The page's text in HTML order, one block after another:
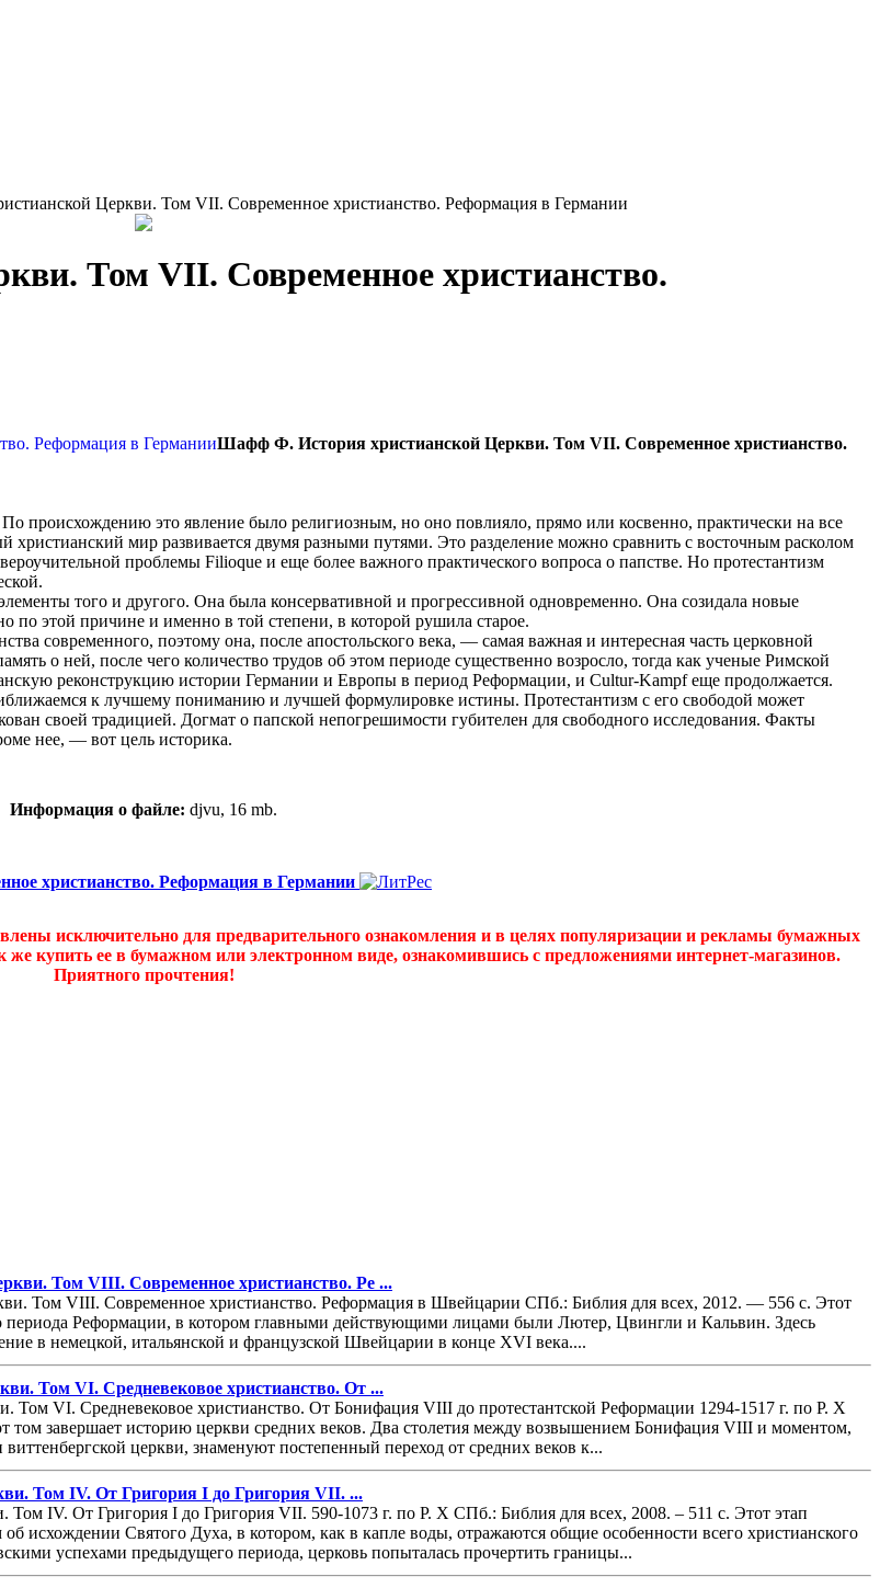
Церкви. Том VII. Современное христианство. Реформация в Германии
Том VII. Современное христианство.
Шафф Ф. История христианской Церкви. Том VII. Современное христианство.
происхождению это явление было религиозным, но оно повлияло, прямо или косвенно, практически на все
мир развивается двумя разными путями. Это разделение можно сравнить с восточным расколом
проблемы Filioque и еще более важного практического вопроса о папстве. Но протестантизм
того и другого. Она была консервативной и прогрессивной одновременно. Она созидала новые
по этой причине и именно в той степени, в которой рушила старое.
современного, поэтому она, после апостольского века, — самая важная и интересная часть церковной
о ней, после чего количество трудов об этом периоде существенно возросло, тогда как ученые Римской
реконструкцию истории Германии и Европы в период Реформации, и Cultur-Kampf еще продолжается.
к лучшему пониманию и лучшей формулировке истины. Протестантизм с его свободой может
своей традицией. Догмат о папской непогрешимости губителен для свободного исследования. Факты
нее, — вот цель историка.
Информация о файле: djvu, 16 mb.
христианство. Реформация в Германии
исключительно для предварительного ознакомления и в целях популяризации и рекламы бумажных
купить ее в бумажном или электронном виде, ознакомившись с предложениями интернет-магазинов.
Приятного прочтения!
Том VIII. Современное христианство. Ре ...
Том VIII. Современное христианство. Реформация в Швейцарии СПб.: Библия для всех, 2012. — 556 с. Этот
периода Реформации, в котором главными действующими лицами были Лютер, Цвингли и Кальвин. Здесь
в немецкой, итальянской и французской Швейцарии в конце XVI века....
Том VI. Средневековое христианство. От ...
VI. Средневековое христианство. От Бонифация VIII до протестантской Реформации 1294-1517 г. по Р. Х
том завершает историю церкви средних веков. Два столетия между возвышением Бонифация VIII и моментом,
церкви, знаменуют постепенный переход от средних веков к...
Том IV. От Григория I до Григория VII. ...
IV. От Григория I до Григория VII. 590-1073 г. по Р. Х СПб.: Библия для всех, 2008. – 511 с. Этот этап
исхождении Святого Духа, в котором, как в капле воды, отражаются общие особенности всего христианского
успехами предыдущего периода, церковь попыталась прочертить границы...